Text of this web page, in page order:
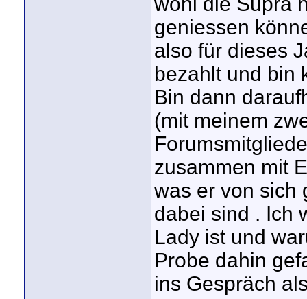
geniessen
also für dieses
bezahlt und bin
Bin dann
(mit meinem
zusammen mit
was er von sich
dabei sind . Ich
Lady ist und
Probe dahin
ins Gespräch